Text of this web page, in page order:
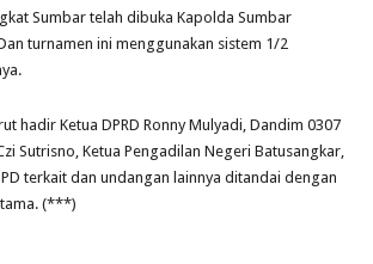
Sumbar telah dibuka Kapolda Sumbar
turnamen ini menggunakan sistem 1/2
hadir Ketua DPRD Ronny Mulyadi, Dandim 0307
Sutrisno, Ketua Pengadilan Negeri Batusangkar,
terkait dan undangan lainnya ditandai dengan
(***)